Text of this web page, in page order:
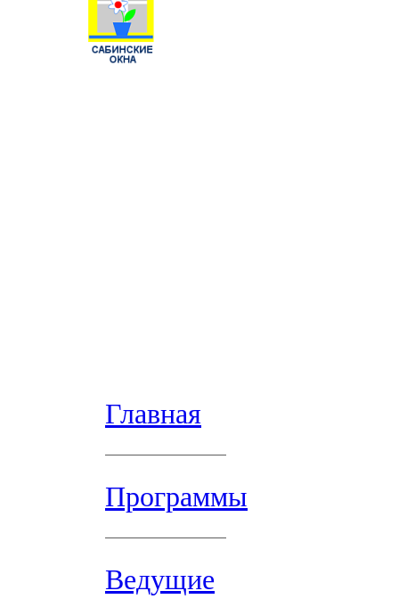
Главная
Программы
Ведущие